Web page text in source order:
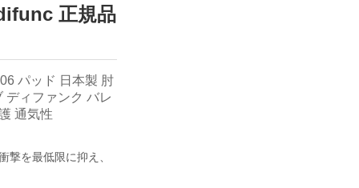
正規品
パッド 日本製 肘
ディファンク バレ
通気性
撃を最低限に抑え、